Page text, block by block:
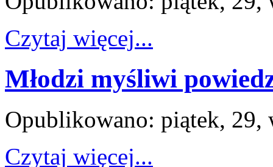
Czytaj więcej...
Młodzi myśliwi
Opublikowano: piątek, 29,
Czytaj więcej...